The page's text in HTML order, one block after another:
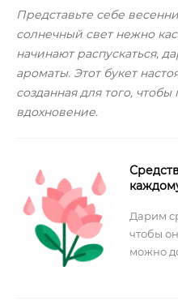
Представьте себе
солнечный свет нежно
начинают распускаться,
ароматы. Этот букет
созданная для того,
вдохновение.
Дарим
чтобы
можно